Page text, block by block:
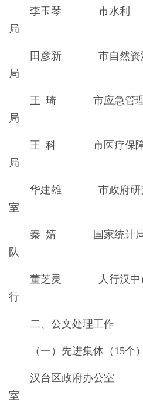
李玉琴 市水利
田彦新 市自然资
局
王 琦 市应急管
王 科 市医疗保
局
华建雄 市政府研
室
秦 婧 国家统计局
董芝灵 人行汉中
二、公文处理工作
（一）先进集体（15个）
汉台区政府办公
室